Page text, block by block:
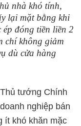
nhà khó tính,
lại mặt bằng khi
đóng tiền liền 2
chí không giảm
dù cửa hàng
tướng Chính
nghiệp bán
ít khó khăn mặc